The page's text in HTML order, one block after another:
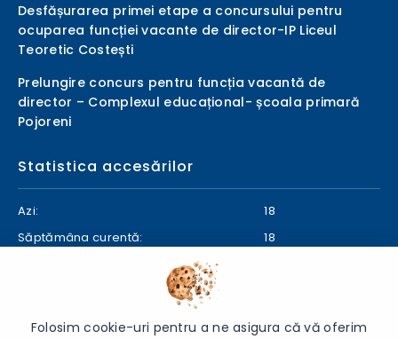
Desfășurarea primei etape a concursului pentru
ocuparea funcției vacante de director-IP Liceul
Teoretic Costești
Prelungire concurs pentru funcția vacantă de
director – Complexul educațional- școala primară
Pojoreni
Statistica accesărilor
Azi:
18
Săptămâna curentă:
18
Folosim cookie-uri pentru a ne asigura că vă oferim